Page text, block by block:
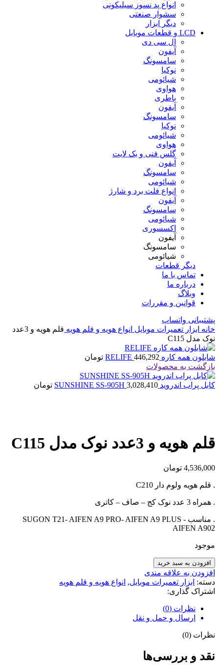
انواع پد نسوز سیلیکونی
سشوار صنعتی
دیگر ابزار
LCD و قطعات موبایل
ال سی دی
آیفون
سامسونگ
نوکیا
شیائومی
هواوی
باطری
آیفون
سامسونگ
نوکیا
شیائومی
هواوی
گلس فنی و بک لایت
آیفون
سامسونگ
شیائومی
انواع فلت برد و شارژ
آیفون
سامسونگ
شیائومی
اکسسوری
آیفون
سامسونگ
شیائومی
دیگر قطعات
تماس با ما
درباره ما
وبلاگ
قوانین و مقررات
پشتیبانی واتساپ
خانه ابزار تعمیرات موبایل انواع هویه و قلم هویه
قلم هویه و 3عدد
نوک مدل C115
شابلون همه کاره RELIFE 446,292
تومان
بازگشت به محصولات
کابل پراب اندروید SUNSHINE SS-905H 3,028,410 تومان
قلم هویه و 3عدد نوک مدل C115
4,536,000 تومان
. قلم هویه ولوم دار C210
. همراه 3 عدد نوک کج – صاف – کاتری
. مناسب SUGON T21- AIFEN A9 PRO- AIFEN A9 PLUS -
AIFEN A902
موجود
افزودن به سبد خرید
افزودن به علاقه مندی
دسته: ابزار تعمیرات موبایل, انواع هویه و قلم هویه
اشتراک گذاری:
نظرات (0)
ارسال و حمل و نقل
نظرات (0)
نقد و بررسی‌ها